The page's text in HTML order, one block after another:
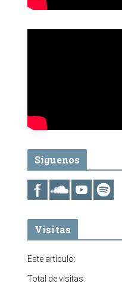
Síguenos
Visitas
Este artículo:
Total de visitas: